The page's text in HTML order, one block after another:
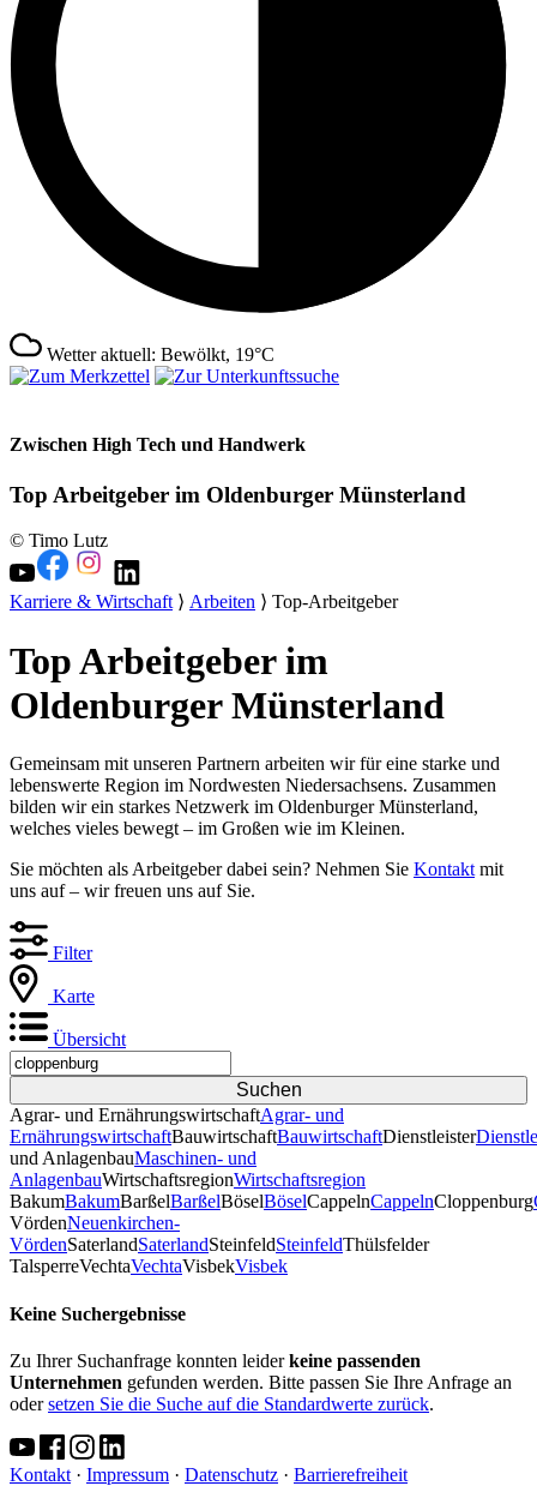
Wetter aktuell: Bewölkt, 19°C
Zwischen High Tech und Handwerk
Top Arbeitgeber im Oldenburger Münsterland
© Timo Lutz
Karriere & Wirtschaft⟩ Arbeiten ⟩ Top-Arbeitgeber
Top Arbeitgeber im
Oldenburger Münsterland
Gemeinsam mit unseren Partnern arbeiten wir für eine starke und
lebenswerte Region im Nordwesten Niedersachsens. Zusammen
bilden wir ein starkes Netzwerk im Oldenburger Münsterland,
welches vieles bewegt – im Großen wie im Kleinen.
Sie möchten als Arbeitgeber dabei sein? Nehmen Sie Kontakt mit
uns auf – wir freuen uns auf Sie.
Filter
Karte
Übersicht
Agrar- und ErnährungswirtschaftAgrar- und
ErnährungswirtschaftBauwirtschaftBauwirtschaftDienstleister
und AnlagenbauMaschinen- und
AnlagenbauWirtschaftsregionWirtschaftsregion
BakumBakumBarßelBarßelBöselBöselCappelnCappelnCloppenburg
VördenNeuenkirchen-
VördenSaterlandSaterlandSteinfeldSteinfeldThülsfelder
TalsperreVechtaVechtaVisbekVisbek
Keine Suchergebnisse
Zu Ihrer Suchanfrage konnten leiderkeine passenden
Unternehmen gefunden werden. Bitte passen Sie Ihre Anfrage an
odersetzen Sie die Suche auf die Standardwerte zurück.
Kontakt · Impressum · Datenschutz · Barrierefreiheit